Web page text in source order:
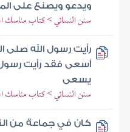
ويدعو ويصنع على
سنن النسائي > كتاب مناسك
رأيت رسول الله صلى
أسعى فقد رأيت
يسعى
سنن النسائي > كتاب مناسك
كان في جماعة من